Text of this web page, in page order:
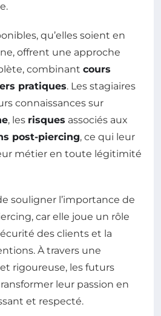
qu’elles soient en
offrent une approche
combinant cours
pratiques. Les stagiaires
connaissances sur
, les risques associés aux
post-piercing, ce qui leur
métier en toute légitimité
souligner l’importance de
car elle joue un rôle
des clients et la
À travers une
rigoureuse, les futurs
leur passion en
et respecté.